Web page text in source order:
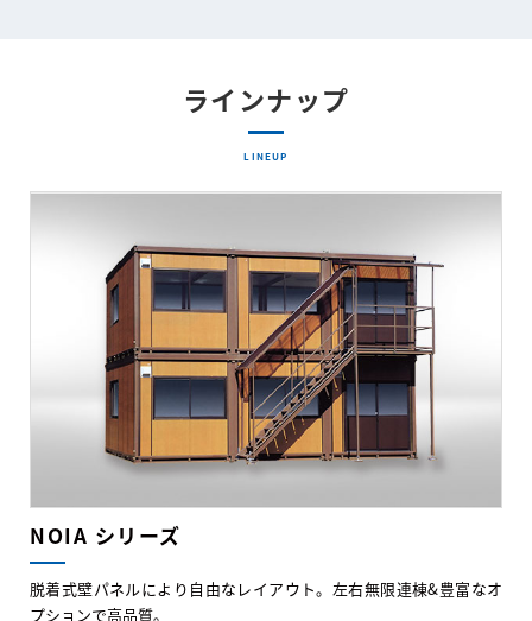
ラインナップ
LINEUP
NOIA シリーズ
脱着式壁パネルにより自由なレイアウト。左右無限連棟&豊富なオ
プションで高品質。